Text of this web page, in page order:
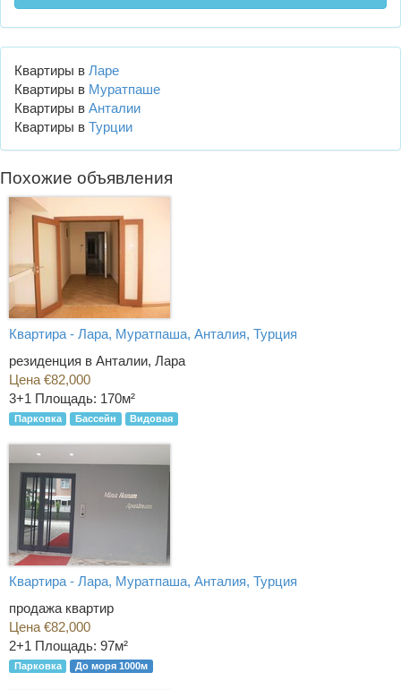
Квартиры в Ларе
Квартиры в Муратпаше
Квартиры в Анталии
Квартиры в Турции
Похожие объявления
Квартира - Лара, Муратпаша, Анталия, Турция
резиденция в Анталии, Лара
Цена €82,000
3+1 Площадь: 170м²
Парковка Бассейн Видовая
Квартира - Лара, Муратпаша, Анталия, Турция
продажа квартир
Цена €82,000
2+1 Площадь: 97м²
Парковка До моря 1000м